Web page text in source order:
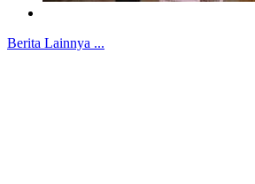
Berita Lainnya ...